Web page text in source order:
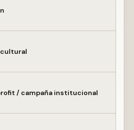
/ campaña institucional